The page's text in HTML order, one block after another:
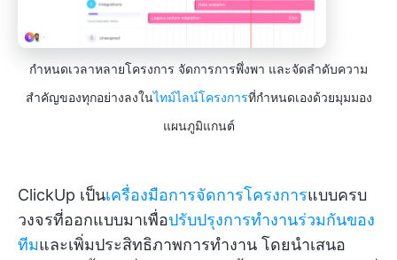
กำหนดเวลาหลายโครงการ จัดการการพึ่งพา และจัดลำดับความ
สำคัญของทุกอย่างลงในไทม์ไลน์โครงการที่กำหนดเองด้วยมุมมอง
แผนภูมิแกนต์
ClickUp เป็นเครื่องมือการจัดการโครงการแบบครบ
วงจรที่ออกแบบมาเพื่อปรับปรุงการทำงานร่วมกันของ
ทีมและเพิ่มประสิทธิภาพการทำงาน โดยนำเสนอ